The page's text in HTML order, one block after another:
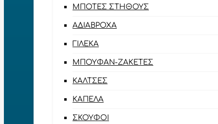
ΜΠΌΤΕΣ ΣΤΉΘΟΥΣ
ΑΔΙΆΒΡΟΧΑ
ΓΙΛΈΚΑ
ΜΠΟΥΦΆΝ-ΖΑΚΈΤΕΣ
ΚΆΛΤΣΕΣ
ΚΑΠΈΛΑ
ΣΚΟΎΦΟΙ